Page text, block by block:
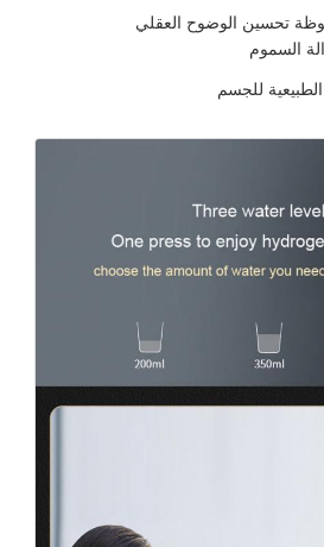
تحسين الوضوح العقلي
السموم
للجسم